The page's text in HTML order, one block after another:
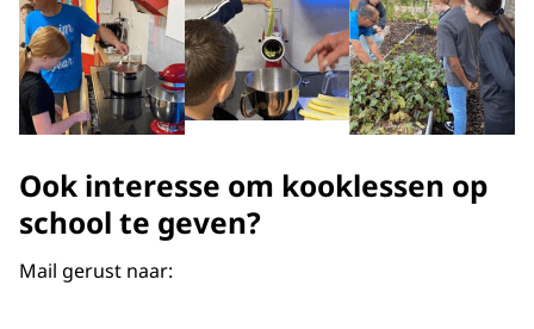
Ook interesse om kooklessen op
school te geven?
Mail gerust naar: